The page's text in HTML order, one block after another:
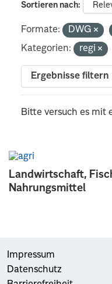
Landwirtschaft,
Nahrungsmittel
Sortieren nach
Formate: DWG
Kategorien:
regi
Ergebnisse filtern
Bitte versuch es mit
Impressum
Datenschutz